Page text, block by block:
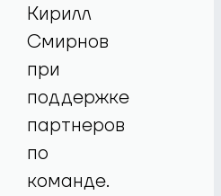
Кирилл
Смирнов
при
поддержке
партнеров
по
команде.